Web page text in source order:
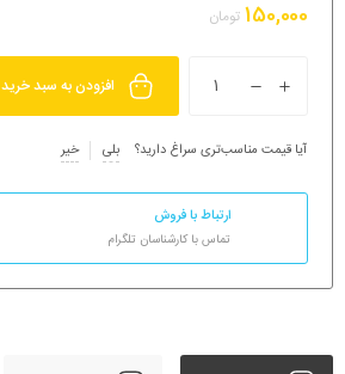
150,000 تومان
افزودن به سبد خرید
آیا قیمت مناسب‌تری سراغ دارید؟ بلی خیر
ارتباط با فروش
تماس با کارشناسان تلگرام